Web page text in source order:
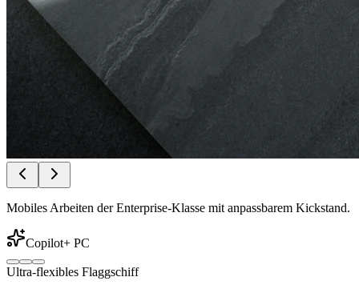
Mobiles Arbeiten der Enterprise-Klasse mit anpassbarem Kickstand.
Copilot+ PC
Ultra-flexibles Flaggschiff